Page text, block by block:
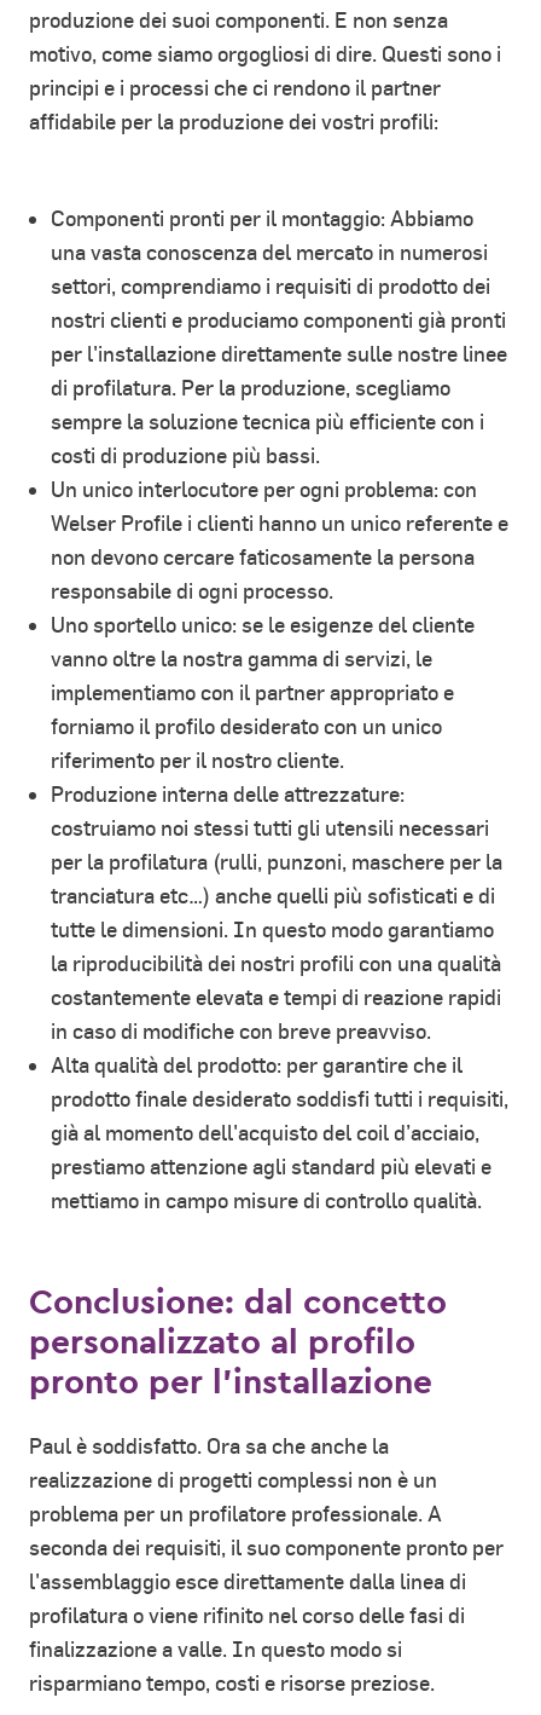
produzione dei suoi componenti. E non senza
motivo, come siamo orgogliosi di dire. Questi sono i
principi e i processi che ci rendono il partner
affidabile per la produzione dei vostri profili:
Componenti pronti per il montaggio: Abbiamo
una vasta conoscenza del mercato in numerosi
settori, comprendiamo i requisiti di prodotto dei
nostri clienti e produciamo componenti già pronti
per l'installazione direttamente sulle nostre linee
di profilatura. Per la produzione, scegliamo
sempre la soluzione tecnica più efficiente con i
costi di produzione più bassi.
Un unico interlocutore per ogni problema: con
Welser Profile i clienti hanno un unico referente e
non devono cercare faticosamente la persona
responsabile di ogni processo.
Uno sportello unico: se le esigenze del cliente
vanno oltre la nostra gamma di servizi, le
implementiamo con il partner appropriato e
forniamo il profilo desiderato con un unico
riferimento per il nostro cliente.
Produzione interna delle attrezzature:
costruiamo noi stessi tutti gli utensili necessari
per la profilatura (rulli, punzoni, maschere per la
tranciatura etc…) anche quelli più sofisticati e di
tutte le dimensioni. In questo modo garantiamo
la riproducibilità dei nostri profili con una qualità
costantemente elevata e tempi di reazione rapidi
in caso di modifiche con breve preavviso.
Alta qualità del prodotto: per garantire che il
prodotto finale desiderato soddisfi tutti i requisiti,
già al momento dell'acquisto del coil d’acciaio,
prestiamo attenzione agli standard più elevati e
mettiamo in campo misure di controllo qualità.
Conclusione: dal concetto
personalizzato al profilo
pronto per l'installazione
Paul è soddisfatto. Ora sa che anche la
realizzazione di progetti complessi non è un
problema per un profilatore professionale. A
seconda dei requisiti, il suo componente pronto per
l'assemblaggio esce direttamente dalla linea di
profilatura o viene rifinito nel corso delle fasi di
finalizzazione a valle. In questo modo si
risparmiano tempo, costi e risorse preziose.